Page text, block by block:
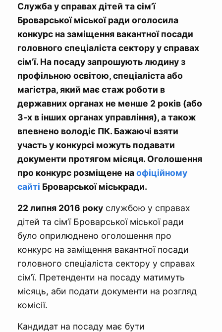
Служба у справах дітей та сім’ї
Броварської міської ради оголосила
конкурс на заміщення вакантної посади
головного спеціаліста сектору у справах
сім’ї. На посаду запрошують людину з
профільною освітою, спеціаліста або
магістра, який має стаж роботи в
державних органах не менше 2 років (або
3-х в інших органах управління), а також
впевнено володіє ПК. Бажаючі взяти
участь у конкурсі можуть подавати
документи протягом місяця. Оголошення
про конкурс розміщене наофіційному
сайті Броварської міськради.
22 липня 2016 року службою у справах
дітей та сім’ї Броварської міської ради
було оприлюднено оголошення про
конкурс на заміщення вакантної посади
головного спеціаліста сектору у справах
сім’ї. Претенденти на посаду матимуть
місяць, аби подати документи на розгляд
комісії.
Кандидат на посаду має бути